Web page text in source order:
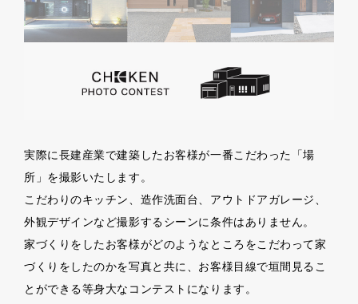
実際に長建産業で建築したお客様が一番こだわった「場
所」を撮影いたします。
こだわりのキッチン、造作洗面台、アウトドアガレージ、
外観デザインなど撮影するシーンに条件はありません。
家づくりをしたお客様がどのようなところをこだわって家
づくりをしたのかを写真と共に、お客様目線で垣間見るこ
とができる等身大なコンテストになります。